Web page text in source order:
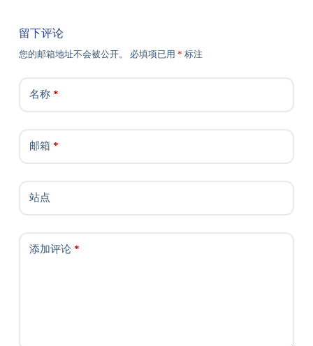
留下评论
您的邮箱地址不会被公开。 必填项已用 * 标注
名称*
邮箱 *
站点
添加评论*